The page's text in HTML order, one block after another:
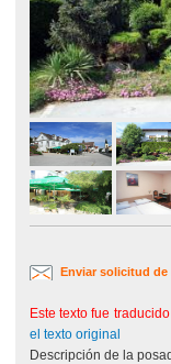
Enviar solicitud de
Este texto fue
el texto original
Descripción de la